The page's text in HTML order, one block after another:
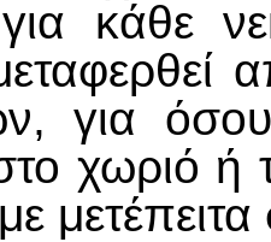
κάθε
για
χωριό ή